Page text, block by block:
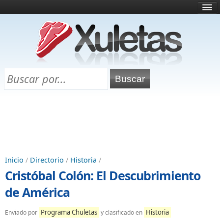
¿Qué es esto?
Directorio
Chuletas para exámenes
Inicio / Directorio / Historia /
Cristóbal Colón: El Descubrimiento
de América
Enviado por Programa Chuletas y clasificado en Historia